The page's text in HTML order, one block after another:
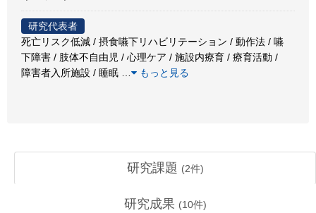
研究代表者
死亡リスク低減 / 摂食嚥下リハビリテーション / 動作法 / 嚥
下障害 / 肢体不自由児 / 心理ケア / 施設内療育 / 療育活動 /
障害者入所施設 / 睡眠
もっと見る
研究課題 (2件)
研究成果 (10件)